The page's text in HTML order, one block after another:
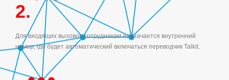
2.
Для входящих вызовов сотрудникам назначается внутренний
номер, где будет автоматический включаться переводчик Talkit.